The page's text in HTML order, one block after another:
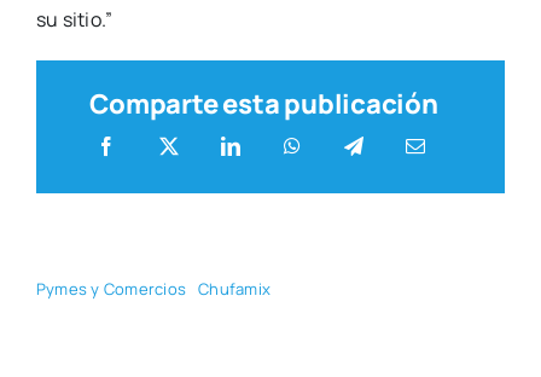
su sitio.”
Comparte esta publicación
Pymes y Comer­cios Chu­fa­mix